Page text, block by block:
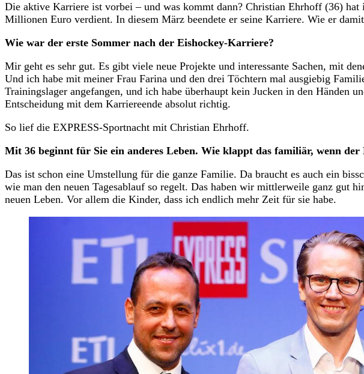
Die aktive Karriere ist vorbei – und was kommt dann? Christian Ehrhoff (36)
Millionen Euro verdient. In diesem März beendete er seine Karriere. Wie er
Wie war der erste Sommer nach der Eishockey-Karriere?
Mir geht es sehr gut. Es gibt viele neue Projekte und interessante Sachen, mit
Und ich habe mit meiner Frau Farina und den drei Töchtern mal ausgiebig
Trainingslager angefangen, und ich habe überhaupt kein Jucken in den Händen
Entscheidung mit dem Karriereende absolut richtig.
So lief die EXPRESS-Sportnacht mit Christian Ehrhoff.
Mit 36 beginnt für Sie ein anderes Leben. Wie klappt das familiär, wenn der
Das ist schon eine Umstellung für die ganze Familie. Da braucht es auch ein
wie man den neuen Tagesablauf so regelt. Das haben wir mittlerweile ganz gut
neuen Leben. Vor allem die Kinder, dass ich endlich mehr Zeit für sie habe.